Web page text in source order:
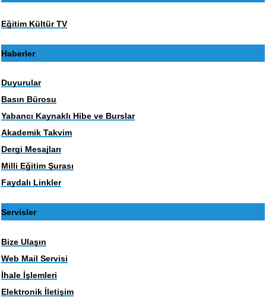
Eğitim Kültür TV
Haberler
Duyurular
Basın Bürosu
Yabancı Kaynaklı Hibe ve Burslar
Akademik Takvim
Dergi Mesajları
Milli Eğitim Şurası
Faydalı Linkler
Servisler
Bize Ulaşın
Web Mail Servisi
İhale İşlemleri
Elektronik İletişim